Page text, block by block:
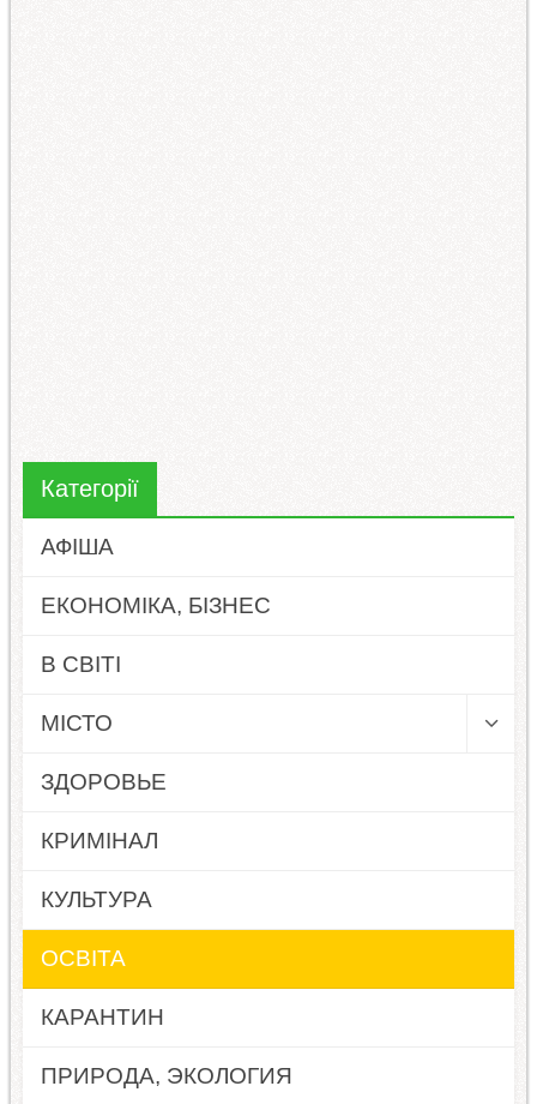
Категорії
АФІША
ЕКОНОМІКА, БІЗНЕС
В СВІТІ
МІСТО
ЗДОРОВЬЕ
КРИМІНАЛ
КУЛЬТУРА
ОСВІТА
КАРАНТИН
ПРИРОДА, ЭКОЛОГИЯ